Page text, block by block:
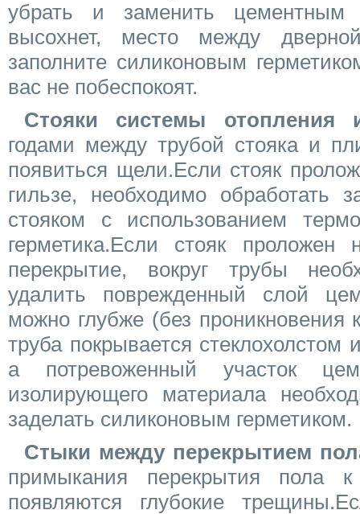
убрать и заменить цементным
высохнет, место между
заполните силиконовым
вас не побеспокоят.
Стояки системы
годами между трубой стояка и
появиться щели.Если стояк
гильзе, необходимо обработать
стояком с использованием
герметика.Если стояк проложен
перекрытие, вокруг трубы
удалить поврежденный слой
можно глубже (без проникновения
труба покрывается стеклохолстом
а потревоженный участок
изолирующего материала
заделать силиконовым герметиком.
Стыки между перекрытием
примыкания перекрытия пола
появляются глубокие